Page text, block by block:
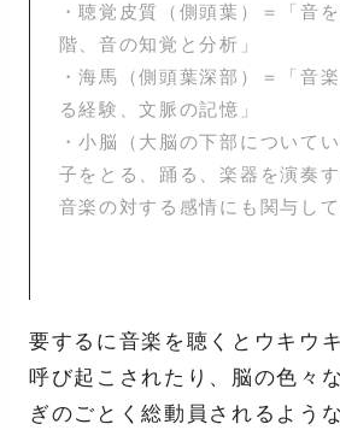
・聴覚皮質（側頭葉）＝「音
階、音の知覚と分析」
・海馬（側頭葉深部）＝「音
る経験、文脈の記憶」
・小脳（大脳の下部について
子をとる、踊る、楽器を演奏す
音楽の対する感情にも関与して
要するに音楽を聴くとウキウ
呼び起こされたり、脳の色々
ぎのごとく総動員されるよう